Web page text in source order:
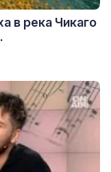
в река Чикаго